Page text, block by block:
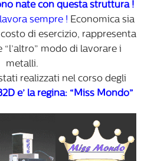
nate con questa struttura !
sempre ! Economica sia
di esercizio, rappresenta
modo di lavorare i
metalli.
realizzati nel corso degli
e’ la regina: “Miss Mondo”